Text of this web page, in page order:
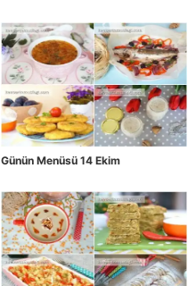
Günün Menüsü 14 Ekim